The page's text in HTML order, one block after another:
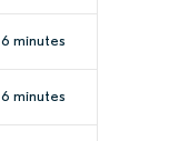
6 minutes
6 minutes